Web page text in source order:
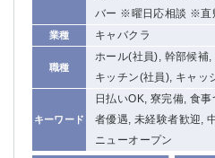
バー ※曜日応相談 ※直
業種 キャバクラ
職種
ホール(社員), 幹部候補
キッチン(社員), キャッ
キーワード
日払いOK, 寮完備, 食
者優遇, 未経験者歓迎,
ニューオープン
錦糸
下北沢・経堂
成増駅徒歩3分の好立地！①JR
三軒茶屋（南口）
①歌
①歌舞伎町 ②新宿 ③西部
①歌
①銀座 ②新橋
錦糸
蒲田(西口)